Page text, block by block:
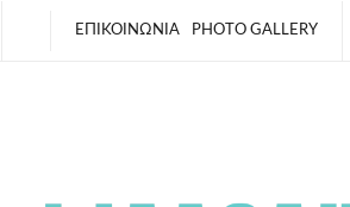
ΕΠΙΚΟΙΝΩΝΙΑ PHOTO GALLERY